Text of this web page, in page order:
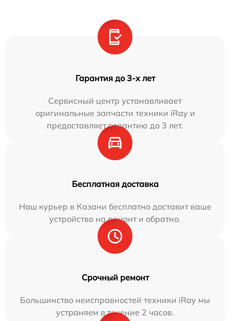
Гарантия до 3-х лет
Сервисный центр устанавливает
оригинальные запчасти техники iRay и
предоставляет гарантию до 3 лет.
Бесплатная доставка
Наш курьер в Казани бесплатно доставит ваше
устройство на ремонт и обратно.
Срочный ремонт
Большинство неисправностей техники iRay мы
устраняем в течение 2 часов.